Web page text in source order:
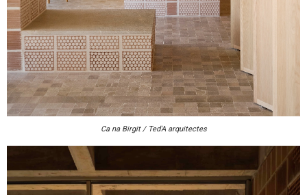
Ca na Birgit / Ted'A arquitectes